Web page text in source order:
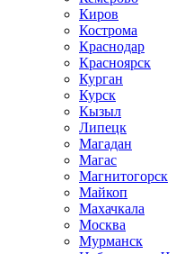
Киров
Кострома
Краснодар
Красноярск
Курган
Курск
Кызыл
Липецк
Магадан
Магас
Магнитогорск
Майкоп
Махачкала
Москва
Мурманск